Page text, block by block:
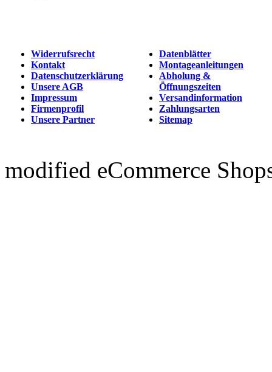
Widerrufsrecht
Kontakt
Datenschutzerklärung
Unsere AGB
Impressum
Firmenprofil
Unsere Partner
Datenblätter
Montageanleitungen
Abholung &
Öffnungszeiten
Versandinformation
Zahlungsarten
Sitemap
modified eCommerce